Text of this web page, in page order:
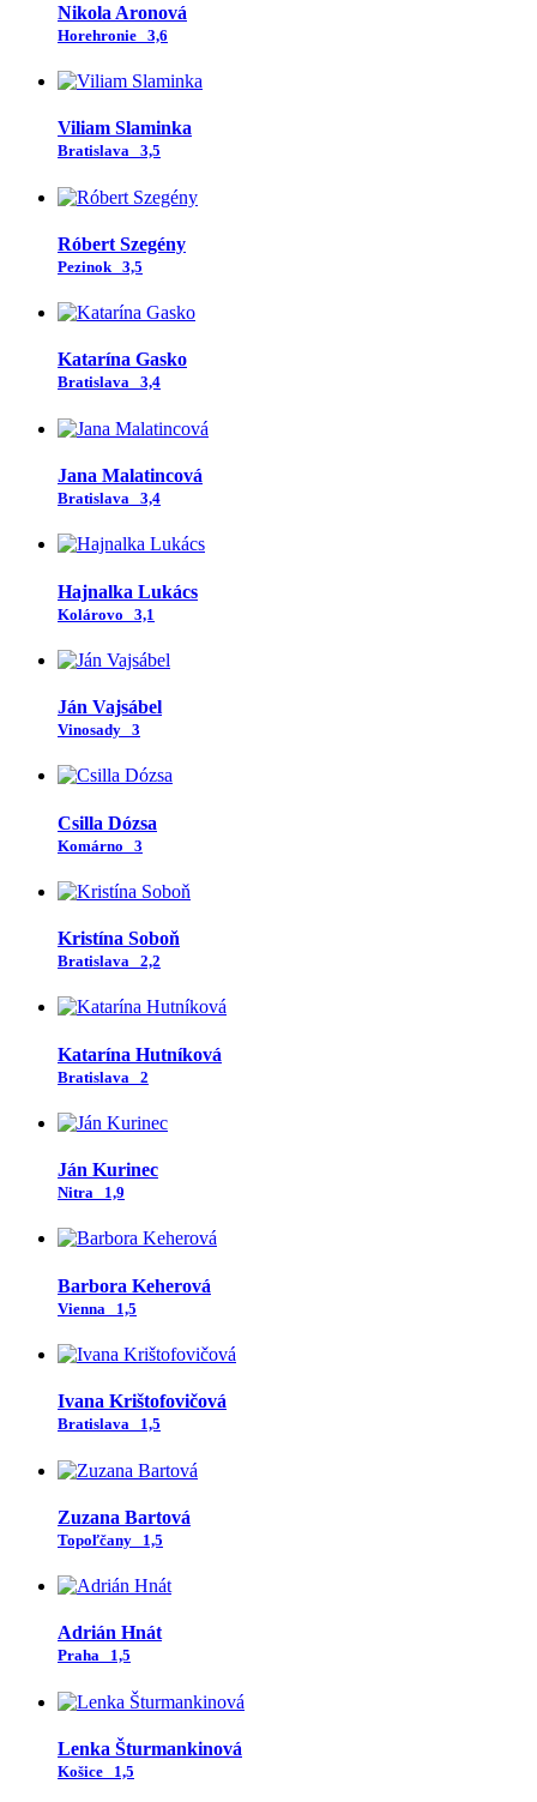
Nikola Aronová
Horehronie 3,6
Viliam Slaminka
Bratislava 3,5
Róbert Szegény
Pezinok 3,5
Katarína Gasko
Bratislava 3,4
Jana Malatincová
Bratislava 3,4
Hajnalka Lukács
Kolárovo 3,1
Ján Vajsábel
Vinosady 3
Csilla Dózsa
Komárno 3
Kristína Soboň
Bratislava 2,2
Katarína Hutníková
Bratislava 2
Ján Kurinec
Nitra 1,9
Barbora Keherová
Vienna 1,5
Ivana Krištofovičová
Bratislava 1,5
Zuzana Bartová
Topoľčany 1,5
Adrián Hnát
Praha 1,5
Lenka Šturmankinová
Košice 1,5